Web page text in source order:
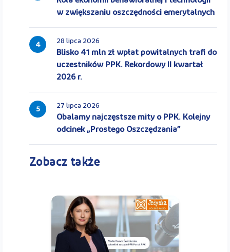
w zwiększaniu oszczędności emerytalnych
4 28 lipca 2026
Blisko 41 mln zł wpłat powitalnych trafi do
uczestników PPK. Rekordowy II kwartał
2026 r.
5 27 lipca 2026
Obalamy najczęstsze mity o PPK. Kolejny
odcinek „Prostego Oszczędzania”
Zobacz także